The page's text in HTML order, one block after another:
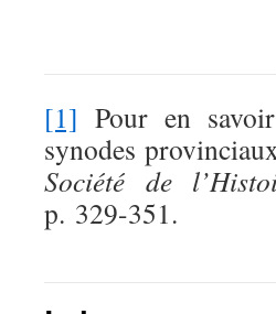
[1] Pour en
synodes
Société de
p. 329-351.